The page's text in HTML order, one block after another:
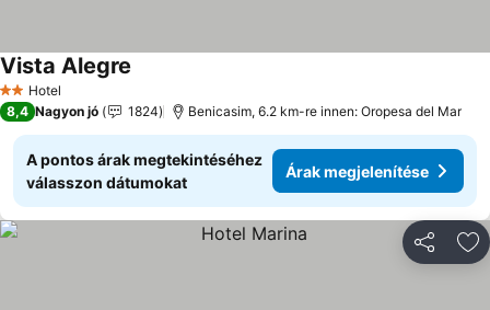
2 Kategória
Hotel
Vista Alegre
8,4 Nagyon jó 1824 Benicasim, 6.2 km-re innen: Oropesa del Mar
A pontos árak megtekintéséhez
válasszon dátumokat
Árak megjelenítése